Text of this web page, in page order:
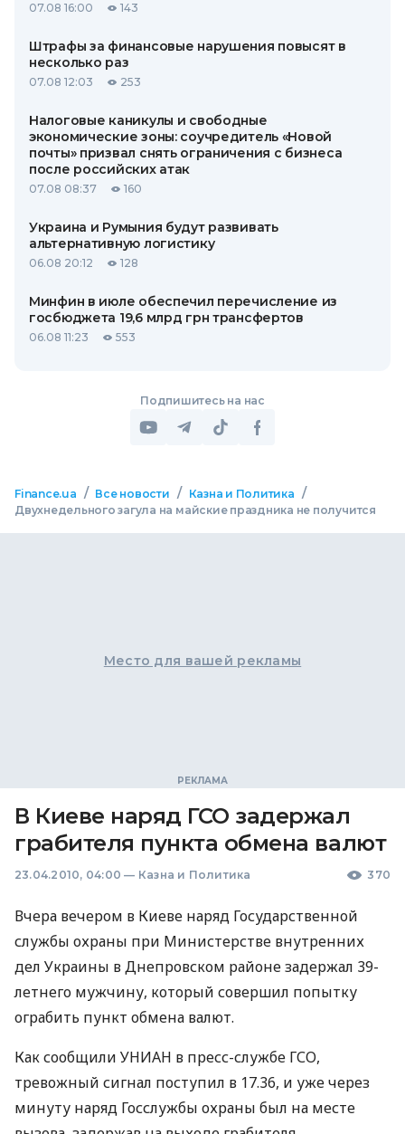
07.08 16:00 143
Штрафы за финансовые нарушения повысят в
несколько раз
07.08 12:03 253
Налоговые каникулы и свободные
экономические зоны: соучредитель «Новой
почты» призвал снять ограничения с бизнеса
после российских атак
07.08 08:37 160
Украина и Румыния будут развивать
альтернативную логистику
06.08 20:12 128
Минфин в июле обеспечил перечисление из
госбюджета 19,6 млрд грн трансфертов
06.08 11:23 553
Подпишитесь на нас
Finance.ua / Все новости / Казна и Политика /
Двухнедельного загула на майские праздника не получится
Место для вашей рекламы
В Киеве наряд ГСО задержал
грабителя пункта обмена валют
23.04.2010, 04:00 — Казна и Политика 370
Вчера вечером в Киеве наряд Государственной
службы охраны при Министерстве внутренних
дел Украины в Днепровском районе задержал 39-
летнего мужчину, который совершил попытку
ограбить пункт обмена валют.
Как сообщили УНИАН в пресс-службе ГСО,
тревожный сигнал поступил в 17.36, и уже через
минуту наряд Госслужбы охраны был на месте